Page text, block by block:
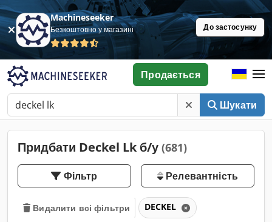
Machineseeker
Безкоштовно у магазині До застосунку
Шукати
Продається
Придбати Deckel Lk б/у (681)
Фільтр Релевантність
Видалити всі фільтри DECKEL